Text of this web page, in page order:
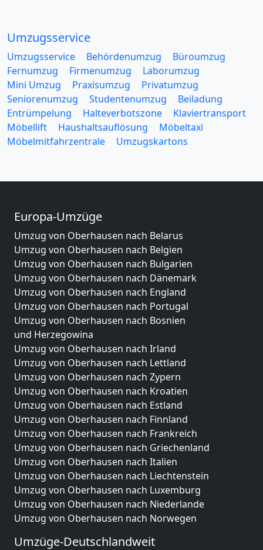
Umzugsservice
Umzugsservice Behördenumzug
Büroumzug
Fernumzug
Firmenumzug
Laborumzug
Mini Umzug
Praxisumzug
Privatumzug
Seniorenumzug
Studentenumzug
Beiladung
Entrümpelung
Halteverbotszone
Klaviertransport
Möbellift
Haushaltsauflösung
Möbeltaxi
Möbelmitfahrzentrale
Umzugskartons
Europa-Umzüge
Umzug von Oberhausen nach Belarus
Umzug von Oberhausen nach Belgien
Umzug von Oberhausen nach Bulgarien
Umzug von Oberhausen nach Dänemark
Umzug von Oberhausen nach England
Umzug von Oberhausen nach Portugal
Umzug von Oberhausen nach Bosnien
und Herzegowina
Umzug von Oberhausen nach Irland
Umzug von Oberhausen nach Lettland
Umzug von Oberhausen nach Zypern
Umzug von Oberhausen nach Kroatien
Umzug von Oberhausen nach Estland
Umzug von Oberhausen nach Finnland
Umzug von Oberhausen nach Frankreich
Umzug von Oberhausen nach Griechenland
Umzug von Oberhausen nach Italien
Umzug von Oberhausen nach Liechtenstein
Umzug von Oberhausen nach Luxemburg
Umzug von Oberhausen nach Niederlande
Umzug von Oberhausen nach Norwegen
Umzüge-Deutschlandweit